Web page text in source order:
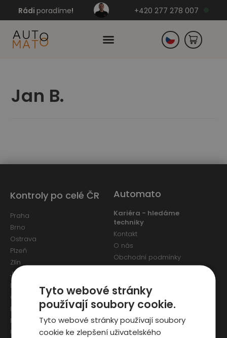
Rádi poradíme! +420 277 278 007
Jan B.
Automato
Kariéra - hledáme
techniky
Kontakt
O nás
Obchodní podmínky
Kontroly po celé ČR
Praha
Brno
Ostrava
Plzeň
Zlín
Jihlava
Liberec
Olomouc
Pardubice
Karlovy Vary
Ústí nad Labem
Tyto webové stránky
používají soubory cookie.
Tyto webové stránky používají soubory
cookie ke zlepšení uživatelského